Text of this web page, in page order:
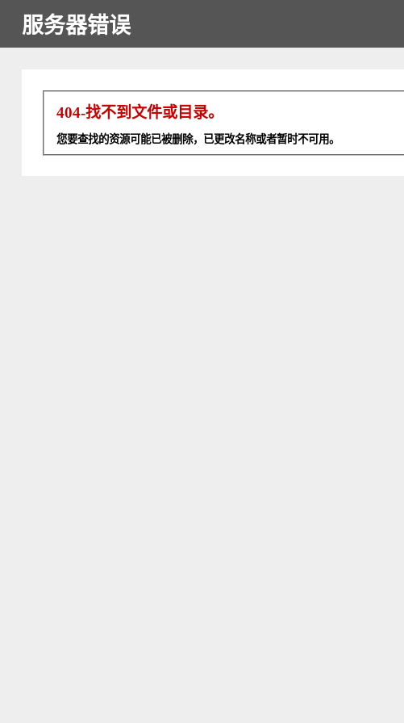
服务器错误
404-找不到文件或目录。
您要查找的资源可能已被删除，已更改名称或者暂时不可用。